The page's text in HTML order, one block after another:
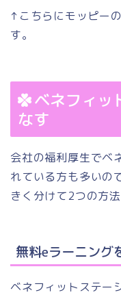
↑こちらにモッピー
す。
ベネフィッ
なす
会社の福利厚生でベ
れている方も多いの
きく分けて2つの方
無料eラーニング
ベネフィットステー